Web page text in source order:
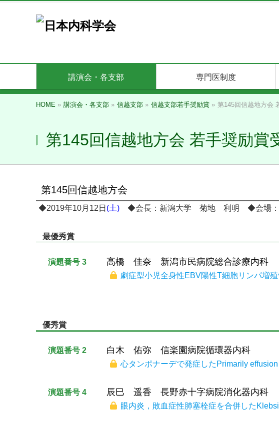
講演会・各支部 専門医制度
HOME » 講演会・各支部 » 信越支部 » 信越支部若手奨励賞 » 第145回信越地方会
第145回信越地方会 若手奨励賞
第145回信越地方会
◆2019年10月12日 (土) ◆会長：新潟大学 菊地 利明 ◆会場：朱
最優秀賞
演題番号 3 高橋 佳奈 新潟市民病院総合診療内科
劇症型小児全身性EBV陽性T細胞リンパ増
優秀賞
演題番号 2 白木 佑弥 信楽園病院循環器内科
心タンポナーデで発症したPrimarily
演題番号 4 辰巳 遥香 長野赤十字病院消化器内科
眼内炎，敗血症性肺塞栓症を合併した